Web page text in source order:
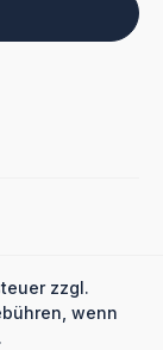
zzgl.
wenn